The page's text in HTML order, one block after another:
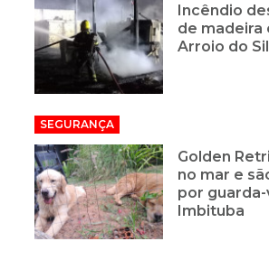
Incêndio
de madeira
Arroio do
SEGURANÇA
Golden
no mar e
por
Imbituba